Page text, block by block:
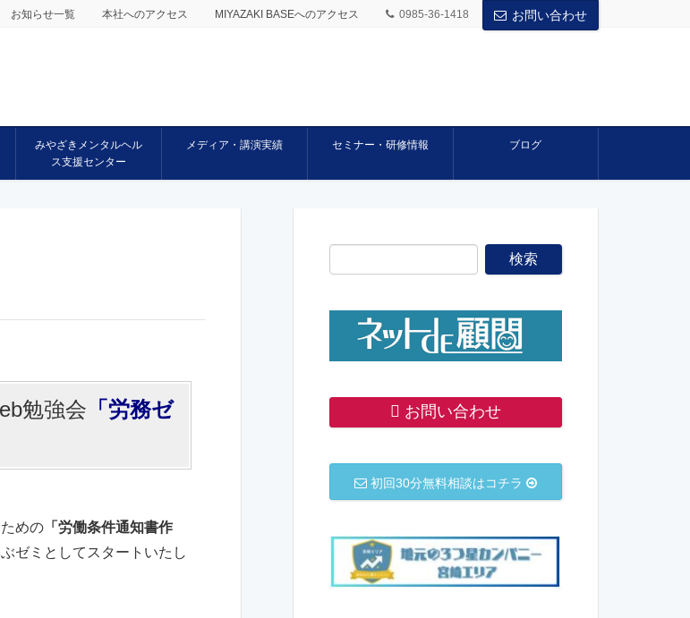
お知らせ一覧 本社へのアクセス MIYAZAKI BASEへのアクセス 0985-36-1418 お問い合わせ
みやざきメンタルヘル
ス支援センター
メディア・講演実績 セミナー・研修情報 ブログ
勉強会 「労務ゼ
めの 「労働条件通知書作
ゼミとしてスタートいたし
お問い合わせ
初回30分無料相談はコチラ